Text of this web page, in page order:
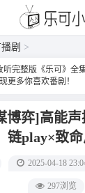
剧 >
听完整版《乐可》全
更多你喜欢番剧！
博弈]高能
链play×致
2025-04-18
297浏览